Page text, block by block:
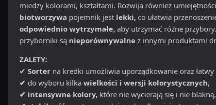
miedzy kolorami, kształtami. Rozwija również
biotworzywa pojemnik jest lekki, co ułatwia
odpowiednio wytrzymałe, aby utrzymać różne przybory.
przyborniki są nieporównywalne z innymi produktami
ZALETY:
✔ Sorter na kredki umożliwia uporządkowanie oraz
✔ do wyboru kilka wielkości i wersji kolorystycznych,
✔ intensywne kolory, które nie wycierają się i nie blakną,